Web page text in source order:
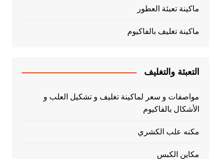
ماكينة تعبئة العطور
ماكينة تغليف بالفاكيوم
التعبئة والتغليف
مواصفات و سعر لماكينة تغليف و تشكيل العلب و
الأشكال بالفاكيوم
مكنه علب الكشري
مكاين الكبس